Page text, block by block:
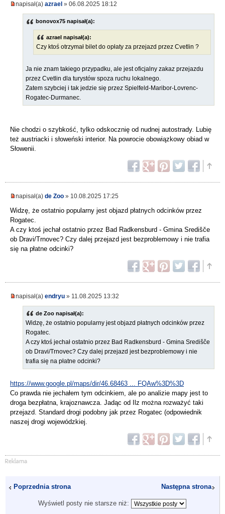
napisał(a) azrael » 06.08.2025 18:12
bonovox75 napisał(a):
azrael napisał(a):
Czy ktoś otrzymał bilet do opłaty za przejazd przez Cvetlin ?
Ja nie znam takiego przypadku, ale jest oficjalny zakaz przejazdu
przez Cvetlin dla turystów spoza ruchu lokalnego.
Zatem szybciej i tak jedzie się przez Spielfeld-Maribor-Lovrenc-
Rogatec-Durmanec.
Nie chodzi o szybkość, tylko odskocznię od nudnej autostrady. Lubię
też austriacki i słoweński interior. Na powrocie obowiązkowy obiad w
Słowenii.
napisał(a) de Zoo » 10.08.2025 17:25
Widzę, że ostatnio popularny jest objazd płatnych odcinków przez
Rogatec.
A czy ktoś jechał ostatnio przez Bad Radkensburd - Gmina Središče
ob Dravi/Trnovec? Czy dalej przejazd jest bezproblemowy i nie trafia
się na płatne odcinki?
napisał(a) endryu » 11.08.2025 13:32
de Zoo napisał(a):
Widzę, że ostatnio popularny jest objazd płatnych odcinków przez
Rogatec.
A czy ktoś jechał ostatnio przez Bad Radkensburd - Gmina Središče
ob Dravi/Trnovec? Czy dalej przejazd jest bezproblemowy i nie
trafia się na płatne odcinki?
https://www.google.pl/maps/dir/46.68463 ... FQAw%3D%3D
Co prawda nie jechałem tym odcinkiem, ale po analizie mapy jest to
droga bezpłatna, krajoznawcza. Jadąc od Ilz można rozważyć taki
przejazd. Standard drogi podobny jak przez Rogatec (odpowiednik
naszej drogi wojewódzkiej.
Poprzednia strona Następna strona
Wyświetl posty nie starsze niż: